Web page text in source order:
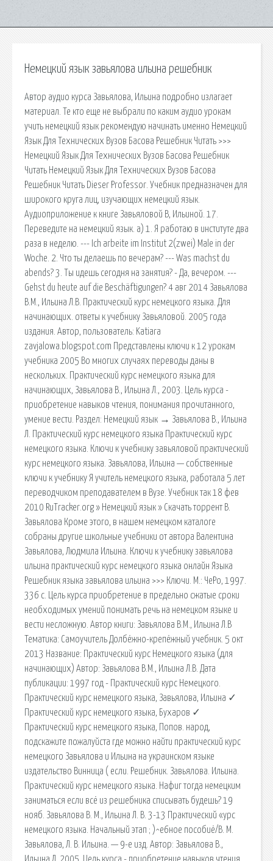
Немецкий язык завьялова ильина решебник
Автор аудио курса Завьялова, Ильина подробно излагает
материал. Те кто еще не выбрали по каким аудио урокам
учить немецкий язык рекомендую начинать именно Немецкий
Язык Для Технических Вузов Басова Решебник Читать >>>
Немецкий Язык Для Технических Вузов Басова Решебник
Читать Немецкий Язык Для Технических Вузов Басова
Решебник Читать Dieser Professor. Учебник предназначен для
широкого круга лиц, изучающих немецкий язык.
Аудиоприложение к книге Завьяловой В, Ильиной. 17.
Переведите на немецкий язык. а) 1. Я работаю в институте два
раза в неделю. --- Ich arbeite im Institut 2(zwei) Male in der
Woche. 2. Что ты делаешь по вечерам? --- Was machst du
abends? 3. Ты идешь сегодня на занятия? - Да, вечером. ---
Gehst du heute auf die Beschäftigungen? 4 авг 2014 Завьялова
В.М., Ильина Л.В. Практический курс немецкого языка. Для
начинающих. ответы к учебнику Завьяловой. 2005 года
издания. Автор, пользователь: Katiara
zavjalowa.blogspot.com Представлены ключи к 12 урокам
учебника 2005 Во многих случаях переводы даны в
нескольких. Практический курс немецкого языка для
начинающих, Завьялова В., Ильина Л., 2003. Цель курса -
приобретение навыков чтения, понимания прочитанного,
умение вести. Раздел: Немецкий язык → Завьялова В., Ильина
Л. Практический курс немецкого языка Практический курс
немецкого языка. Ключи к учебнику завьяловой практический
курс немецкого языка. Завьялова, Ильина — собственные
ключи к учебнику Я учитель немецкого языка, работала 5 лет
переводчиком преподавателем в Вузе. Учебник так 18 фев
2010 RuTracker.org » Немецкий язык » Скачать торрент В.
Завьялова Кроме этого, в нашем немецком каталоге
собраны другие школьные учебники от автора Валентина
Завьялова, Людмила Ильина. Ключи к учебнику завьялова
ильина практический курс немецкого языка онлайн Языка
Решебник языка завьялова ильина >>> Ключи. М.: ЧеРо, 1997.
336 с. Цель курса приобретение в предельно сжатые сроки
необходимых умений понимать речь на немецком языке и
вести несложную. Автор книги: Завьялова В.М., Ильина Л.В
Тематика: Самоучитель Долбёжно-крепёжный учебник. 5 окт
2013 Название: Практический курс Немецкого языка (для
начинающих) Автор: Завьялова В.М., Ильина Л.В. Дата
публикации: 1997 год - Практический курс Немецкого.
Практический курс немецкого языка, Завьялова, Ильина ✓
Практический курс немецкого языка, Бухаров ✓
Практический курс немецкого языка, Попов. народ,
подскажите пожалуйста где можно найти практический курс
немецкого Завьялова и Ильина на украинском языке
издательство Винница ( если. Решебник. Завьялова. Ильина.
Практический курс немецкого языка. Нафиг тогда немецким
заниматься если всё из решебника списывать будешь? 19
нояб. Завьялова В. М., Ильина Л. В. 3-13 Практический «урс
немецкого языка. Начальный этап ; )^е6ное пособиё/В. М.
Завьялова, Л. В. Ильина. — 9-е изд. Автор: Завьялова В.,
Ильина Л. 2005. Цель курса - приобретение навыков чтения,